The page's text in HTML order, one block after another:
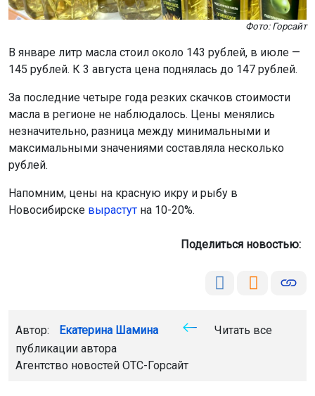
Фото: Горсайт
В январе литр масла стоил около 143 рублей, в июле —
145 рублей. К 3 августа цена поднялась до 147 рублей.
За последние четыре года резких скачков стоимости
масла в регионе не наблюдалось. Цены менялись
незначительно, разница между минимальными и
максимальными значениями составляла несколько
рублей.
Напомним, цены на красную икру и рыбу в
Новосибирске вырастут на 10-20%.
Поделиться новостью:
Автор: Екатерина Шамина
Читать все
публикации автора
Агентство новостей ОТС-Горсайт